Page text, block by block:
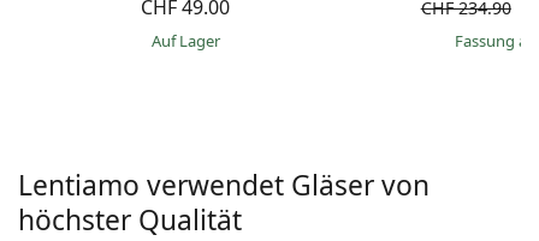
CHF 49.00
auf Lager
CHF 234.90
Fassung
Lentiamo verwendet Gläser von
höchster Qualität